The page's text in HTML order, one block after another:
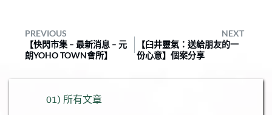
PREVIOUS
NEXT
【快閃市集 – 最新消息 – 元
朗YOHO TOWN會所】
【臼井靈氣：送給朋友的一
份心意】個案分享
01) 所有文章